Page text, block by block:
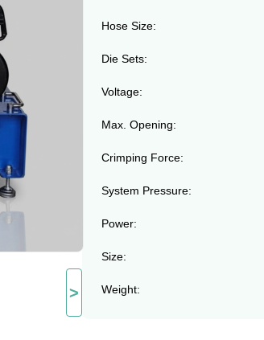
>
Hose Size:
Die Sets:
Voltage:
Max. Opening:
Crimping Force:
System Pressure:
Power:
Size:
Weight: